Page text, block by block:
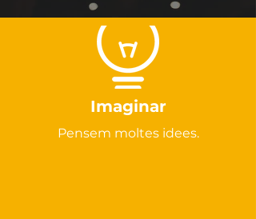
Imaginar
Pensem moltes idees.